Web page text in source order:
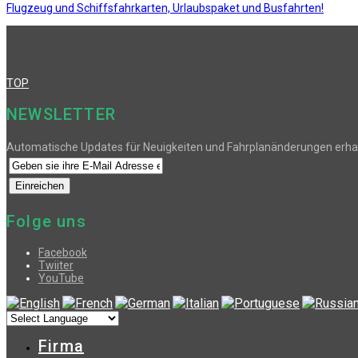
Flugzeug und Schiffsfahrkarten, Urlaubspaket und Busfahrten!
TOP
NEWSLETTER
Automatische Updates für Neuigkeiten und Fahrplanänderungen
Folge uns
Facebook
Twiiter
YouTube
Firma